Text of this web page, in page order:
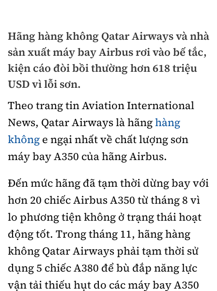
Chính trị
Xã hội
Chuyện dọc đường
Cải chính
Xây dựng
Chỉ đạo điều hành
Quy hoạch kiến trúc
Vật liệu xây dựng
Giám định chất lượng
Quản lý đô thị
Giao thông
Quản lý
Hàng không
Đường sắt
Đăng kiểm
Đường sắt tốc độ cao
Đường thủy
Hàng hải
Đường sắt đô thị
Thị trường
Tài chính
Doanh nghiệp
Pháp luật
Thanh tra
Điều tra
Pháp đình
Hỏi - Đáp
An toàn giao thông
Giao thông 24h
ATGT địa phương
Văn hóa giao thông
Lái xe an toàn
Chung tay vì ATGT
Chất lượng sống
Giáo dục
Y tế
Đời sống
Lao động - Công đoàn
Văn hóa - Giải Trí
Văn hóa
Showbiz
Điện ảnh
Thể thao
Bóng đá
Bình luận
Công nghệ
Hãng hàng không Qatar Airways và nhà
sản xuất máy bay Airbus rơi vào bế tắc,
kiện cáo đòi bồi thường hơn 618 triệu
USD vì lỗi sơn.
Theo trang tin Aviation International
News, Qatar Airways là hãnghàng
không e ngại nhất về chất lượng sơn
máy bay A350 của hãng Airbus.
Đến mức hãng đã tạm thời dừng bay với
hơn 20 chiếc Airbus A350 từ tháng 8 vì
lo phương tiện không ở trạng thái hoạt
động tốt. Trong tháng 11, hãng hàng
không Qatar Airways phải tạm thời sử
dụng 5 chiếc A380 để bù đắp năng lực
vận tải thiếu hụt do các máy bay A350